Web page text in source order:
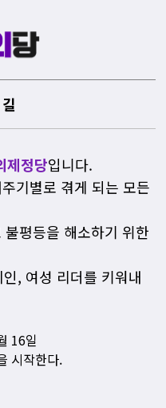
제정당입니다.
기별로 겪게 되는 모든
평등을 해소하기 위한
, 여성 리더를 키워내
16일
시작한다.